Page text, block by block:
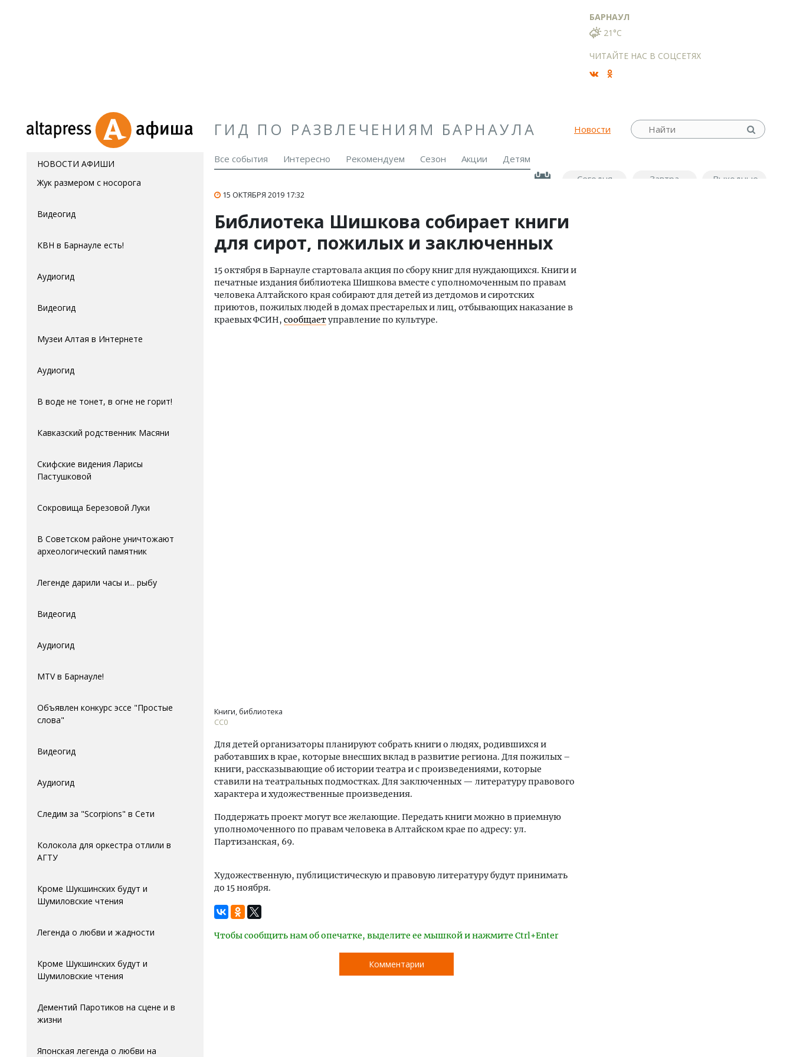
БАРНАУЛ
21°C
ЧИТАЙТЕ НАС В СОЦСЕТЯХ
ГИД ПО РАЗВЛЕЧЕНИЯМ БАРНАУЛА Новости
НОВОСТИ АФИШИ Все события Интересно Рекомендуем Сезон Акции
Детям
Сегодня
Завтра Выходные
Жук размером с носорога
Видеогид
КВН в Барнауле есть!
Аудиогид
Видеогид
Музеи Алтая в Интернете
Аудиогид
В воде не тонет, в огне не горит!
Кавказский родственник Масяни
Скифские видения Ларисы
Пастушковой
Сокровища Березовой Луки
В Советском районе уничтожают
археологический памятник
Легенде дарили часы и... рыбу
Видеогид
Аудиогид
MTV в Барнауле!
Объявлен конкурс эссе "Простые
слова"
Видеогид
Аудиогид
Следим за "Scorpions" в Сети
Колокола для оркестра отлили в
АГTУ
Кроме Шукшинских будут и
Шумиловские чтения
Легенда о любви и жадности
Кроме Шукшинских будут и
Шумиловские чтения
Дементий Паротиков на сцене и в
жизни
Японская легенда о любви на
15 ОКТЯБРЯ 2019 17:32
Библиотека Шишкова собирает книги
для сирот, пожилых и заключенных
15 октября в Барнауле стартовала акция по сбору книг для нуждающихся. Книги и
печатные издания библиотека Шишкова вместе с уполномоченным по правам
человека Алтайского края собирают для детей из детдомов и сиротских
приютов, пожилых людей в домах престарелых и лиц, отбывающих наказание в
краевых ФСИН, сообщаетуправление по культуре.
Книги, библиотека
СС0
Для детей организаторы планируют собрать книги о людях, родившихся и
работавших в крае, которые внесших вклад в развитие региона. Для пожилых –
книги, рассказывающие об истории театра и с произведениями, которые
ставили на театральных подмостках. Для заключенных — литературу правового
характера и художественные произведения.
Поддержать проект могут все желающие. Передать книги можно в приемную
уполномоченного по правам человека в Алтайском крае по адресу: ул.
Партизанская, 69.
Художественную, публицистическую и правовую литературу будут принимать
до 15 ноября.
Чтобы сообщить нам об опечатке, выделите ее мышкой и нажмите Ctrl+Enter
Комментарии